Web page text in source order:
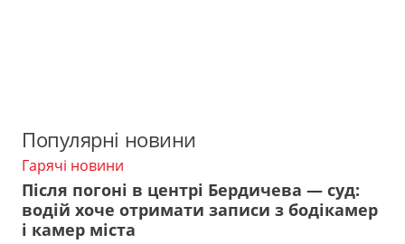
Популярні новини
Гарячі новини
Після погоні в центрі Бердичева — суд:
водій хоче отримати записи з бодікамер
і камер міста